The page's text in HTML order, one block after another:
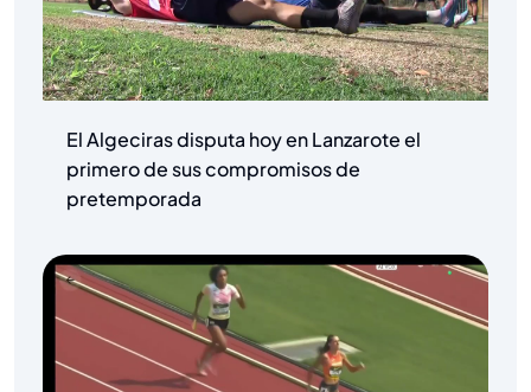
El Algeciras disputa hoy en Lanzarote el
primero de sus compromisos de
pretemporada